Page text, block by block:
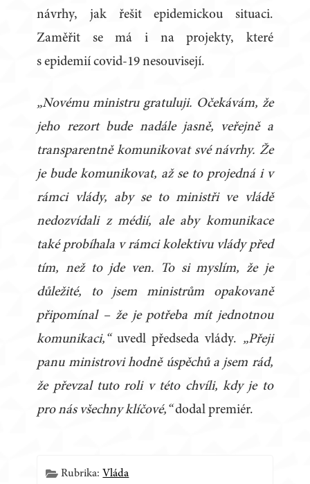
návrhy, jak řešit epidemickou situaci.
Zaměřit se má i na projekty, které
s epidemií covid-19 nesouvisejí.
„Novému ministru gratuluji. Očekávám, že
jeho rezort bude nadále jasně, veřejně a
transparentně komunikovat své návrhy. Že
je bude komunikovat, až se to projedná i v
rámci vlády, aby se to ministři ve vládě
nedozvídali z médií, ale aby komunikace
také probíhala v rámci kolektivu vlády před
tím, než to jde ven. To si myslím, že je
důležité, to jsem ministrům opakovaně
připomínal – že je potřeba mít jednotnou
komunikaci,“uvedl předseda vlády. „Přeji
panu ministrovi hodně úspěchů a jsem rád,
že převzal tuto roli v této chvíli, kdy je to
pro nás všechny klíčové,“dodal premiér.
Rubrika: Vláda